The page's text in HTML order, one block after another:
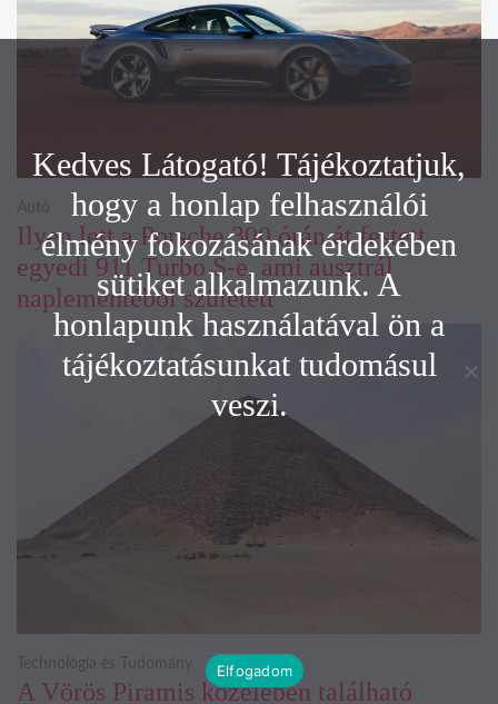
Ilyen lett a Porsche 300 órán át festett
egyedi 911 Turbo S-e, ami ausztrál
naplementéből született
Autó
A Vörös Piramis közelében található
Technológia és Tudomány
Kedves Látogató! Tájékoztatjuk,
hogy a honlap felhasználói
élmény fokozásának érdekében
sütiket alkalmazunk. A
honlapunk használatával ön a
tájékoztatásunkat tudomásul
veszi.
Elfogadom